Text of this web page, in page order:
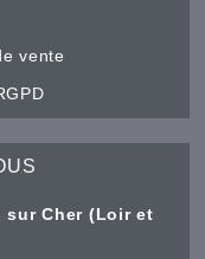
vente
Cher (Loir et